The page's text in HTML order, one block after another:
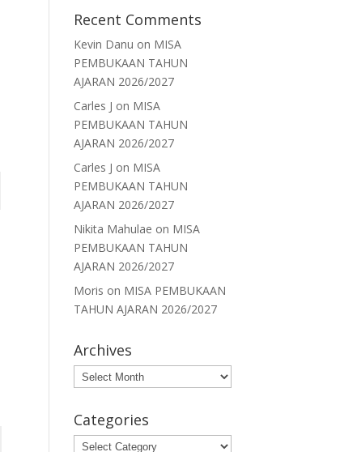
Recent Comments
Kevin Danu on MISA
PEMBUKAAN TAHUN
AJARAN 2026/2027
Carles J on MISA
PEMBUKAAN TAHUN
AJARAN 2026/2027
Carles J on MISA
PEMBUKAAN TAHUN
AJARAN 2026/2027
Nikita Mahulae on MISA
PEMBUKAAN TAHUN
AJARAN 2026/2027
Moris on MISA PEMBUKAAN
TAHUN AJARAN 2026/2027
Archives
Archives
Categories
Categories